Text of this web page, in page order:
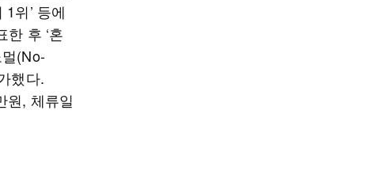
위’ 등에
한 후 ‘혼
(No-
했다.
원, 체류일